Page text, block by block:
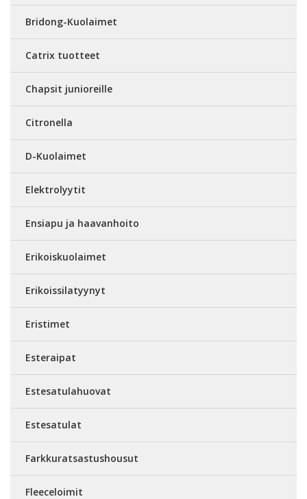
Bridong-Kuolaimet
Catrix tuotteet
Chapsit junioreille
Citronella
D-Kuolaimet
Elektrolyytit
Ensiapu ja haavanhoito
Erikoiskuolaimet
Erikoissilatyynyt
Eristimet
Esteraipat
Estesatulahuovat
Estesatulat
Farkkuratsastushousut
Fleeceloimit